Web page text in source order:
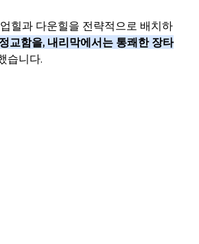
힐과 다운힐을 전략적으로 배치하
교함을, 내리막에서는 통쾌한 장타
습니다.